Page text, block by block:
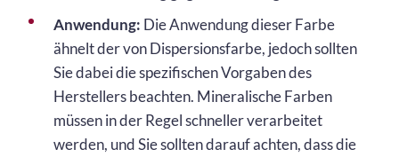
Anwendung: Die Anwendung dieser Farbe
ähnelt der von Dispersionsfarbe, jedoch sollten
Sie dabei die spezifischen Vorgaben des
Herstellers beachten. Mineralische Farben
müssen in der Regel schneller verarbeitet
werden, und Sie sollten darauf achten, dass die